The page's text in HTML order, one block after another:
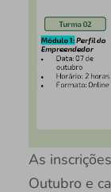
As
Outubro e